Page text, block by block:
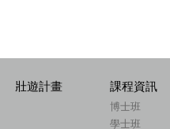
壯遊計畫 課程資訊
博士班
學士班